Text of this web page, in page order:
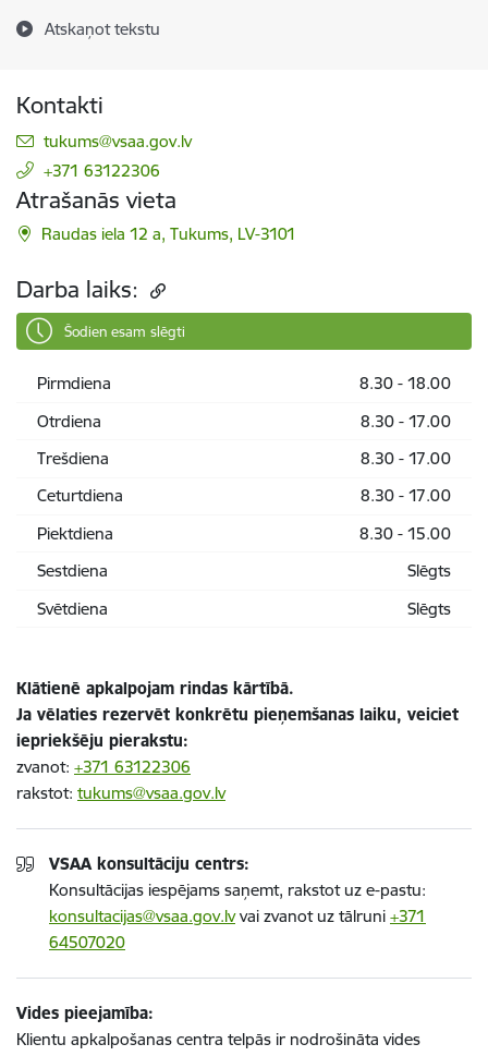
Atskaņot tekstu
Kontakti
E-pasts:
tukums@vsaa.gov.lv
+371 63122306
Atrašanās vieta
Raudas iela 12 a, Tukums, LV-3101
Darba laiks:
Šodien esam slēgti
Pirmdiena
8.30 - 18.00
Otrdiena
8.30 - 17.00
Trešdiena
8.30 - 17.00
Ceturtdiena
8.30 - 17.00
Piektdiena
8.30 - 15.00
Sestdiena
Slēgts
Svētdiena
Slēgts
Klātienē apkalpojam rindas kārtībā.
Ja vēlaties rezervēt konkrētu pieņemšanas laiku, veiciet
iepriekšēju pierakstu:
zvanot: +371 63122306
rakstot: tukums@vsaa.gov.lv
VSAA konsultāciju centrs:
Konsultācijas iespējams saņemt, rakstot uz e-pastu:
konsultacijas@vsaa.gov.lvvai zvanot uz tālruni +371
64507020
Vides pieejamība:
Klientu apkalpošanas centra telpās ir nodrošināta vides